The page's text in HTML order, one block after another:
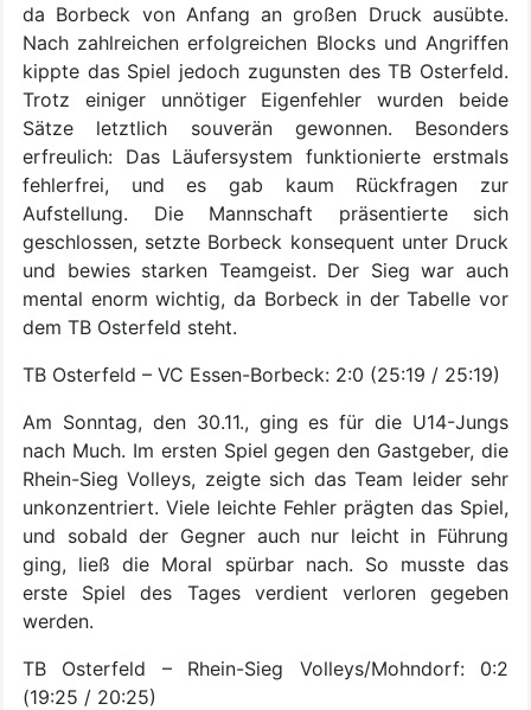
da Borbeck von Anfang an großen Druck ausübte.
Nach zahlreichen erfolgreichen Blocks und Angriffen
kippte das Spiel jedoch zugunsten des TB Osterfeld.
Trotz einiger unnötiger Eigenfehler wurden beide
Sätze letztlich souverän gewonnen. Besonders
erfreulich: Das Läufersystem funktionierte erstmals
fehlerfrei, und es gab kaum Rückfragen zur
Aufstellung. Die Mannschaft präsentierte sich
geschlossen, setzte Borbeck konsequent unter Druck
und bewies starken Teamgeist. Der Sieg war auch
mental enorm wichtig, da Borbeck in der Tabelle vor
dem TB Osterfeld steht.
TB Osterfeld – VC Essen-Borbeck: 2:0 (25:19 / 25:19)
Am Sonntag, den 30.11., ging es für die U14-Jungs
nach Much. Im ersten Spiel gegen den Gastgeber, die
Rhein-Sieg Volleys, zeigte sich das Team leider sehr
unkonzentriert. Viele leichte Fehler prägten das Spiel,
und sobald der Gegner auch nur leicht in Führung
ging, ließ die Moral spürbar nach. So musste das
erste Spiel des Tages verdient verloren gegeben
werden.
TB Osterfeld – Rhein-Sieg Volleys/Mohndorf: 0:2
(19:25 / 20:25)